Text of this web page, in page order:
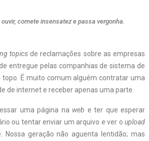
comete insensatez e passa vergonha.
topicsde reclamações sobre as empresas
entregue pelas companhias de sistema de
topo. É muito comum alguém contratar uma
de internet e receber apenas uma parte.
uma página na web e ter que esperar
ou tentar enviar um arquivo e ver o upload
Nossa geração não aguenta lentidão; mas